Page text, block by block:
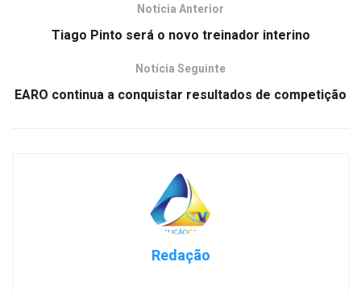
Notícia Anterior
Tiago Pinto será o novo treinador interino
Notícia Seguinte
EARO continua a conquistar resultados de competição
Redação